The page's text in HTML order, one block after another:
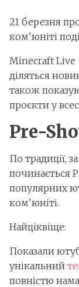
21 березня
ком'юніті
Minecraft Live
діляться
також
проєкти у
Pre-
По традиції,
починається
популярних
ком'юніті.
Найціквіще:
Показали
унікальний
повністю